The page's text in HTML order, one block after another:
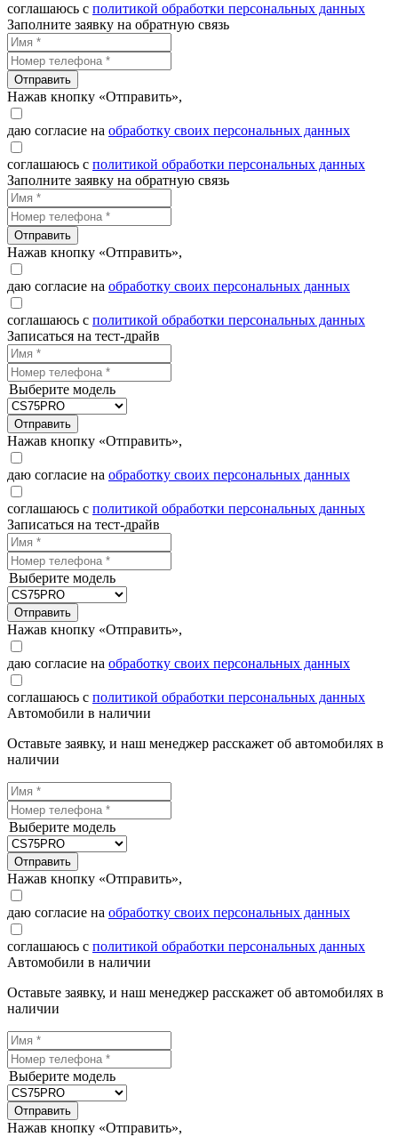
соглашаюсь с политикой обработки персональных данных
Заполните заявку на обратную связь
Отправить
Нажав кнопку «Отправить»,
даю согласие на обработку своих персональных данных
соглашаюсь с политикой обработки персональных данных
Заполните заявку на обратную связь
Отправить
Нажав кнопку «Отправить»,
даю согласие на обработку своих персональных данных
соглашаюсь с политикой обработки персональных данных
Записаться на тест-драйв
Выберите модель
Отправить
Нажав кнопку «Отправить»,
даю согласие на обработку своих персональных данных
соглашаюсь с политикой обработки персональных данных
Записаться на тест-драйв
Выберите модель
Отправить
Нажав кнопку «Отправить»,
даю согласие на обработку своих персональных данных
соглашаюсь с политикой обработки персональных данных
Автомобили в наличии
Оставьте заявку, и наш менеджер расскажет об автомобилях в
наличии
Выберите модель
Отправить
Нажав кнопку «Отправить»,
даю согласие на обработку своих персональных данных
соглашаюсь с политикой обработки персональных данных
Автомобили в наличии
Оставьте заявку, и наш менеджер расскажет об автомобилях в
наличии
Выберите модель
Отправить
Нажав кнопку «Отправить»,